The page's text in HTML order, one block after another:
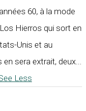
60, à la mode
Hierros qui sort en
Unis et au
sera extrait, deux...
Less